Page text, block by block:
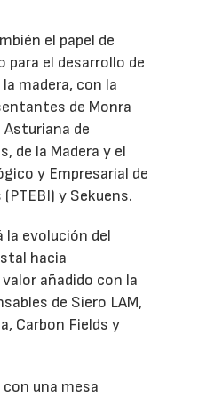
el papel de
el desarrollo de
madera, con la
de Monra
de
de la Madera y el
y Empresarial de
y Sekuens.
la evolución del
hacia
añadido con la
de Siero LAM,
Carbon Fields y
una mesa